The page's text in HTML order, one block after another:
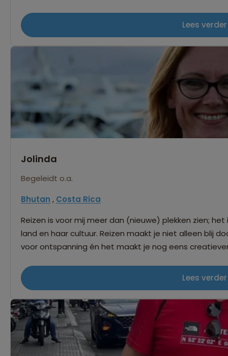
dagelijks leven te laten zien in een ander land. Ik
die ene verborgen tempel die niet in de reisgidsen
andere culturen. Ik geniet hier elke keer weer van en
deze landen te laten zien. Hopelijk tot snel!
Lees verder
Jolinda
Begeleidt o.a.
Bhutan , Costa Rica
Reizen is voor mij meer dan (nieuwe) plekken zien;
land en haar cultuur. Reizen maakt je niet alleen blij door allemaal nieuwe prikkels, het zorgt ook
voor ontspanning én het maakt je nog eens
om je heen kijkt, de andere keer als je een
mij lastig is te zeggen wat mijn favoriete bestemming
van gezellige markten en verlaten stranden. Ik
van traditionele gebruiken en gewoonten. Mijn
anderen. Wat mijn werk als reisbegeleider vooral zo
hoe ze de reis beleven en dat we er samen een
wereldwijd voor Sawadee op pad, van Azië tot
Lees verder